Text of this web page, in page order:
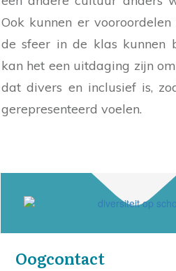
Ook kunnen er
de sfeer in de klas kunnen
kan het een uitdaging zijn
dat divers en inclusief is,
gerepresenteerd voelen.
Oogcontact